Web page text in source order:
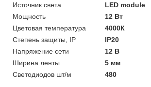
Источник света
LED module
Мощность
12 Вт
Цветовая температура
4000К
Степень защиты, IP
IP20
Напряжение сети
12 В
Ширина ленты
5 мм
Светодиодов шт/м
480